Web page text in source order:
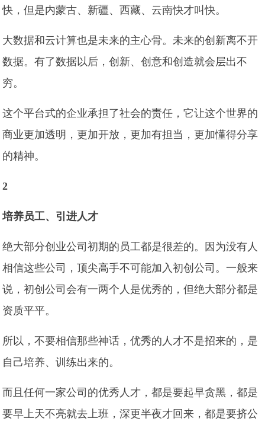
快，但是内蒙古、新疆、西藏、云南快才叫快。
大数据和云计算也是未来的主心骨。未来的创新离不开
数据。有了数据以后，创新、创意和创造就会层出不
穷。
这个平台式的企业承担了社会的责任，它让这个世界的
商业更加透明，更加开放，更加有担当，更加懂得分享
的精神。
2
培养员工、引进人才
绝大部分创业公司初期的员工都是很差的。因为没有人
相信这些公司，顶尖高手不可能加入初创公司。一般来
说，初创公司会有一两个人是优秀的，但绝大部分都是
资质平平。
所以，不要相信那些神话，优秀的人才不是招来的，是
自己培养、训练出来的。
而且任何一家公司的优秀人才，都是要起早贪黑，都是
要早上天不亮就去上班，深更半夜才回来，都是要挤公